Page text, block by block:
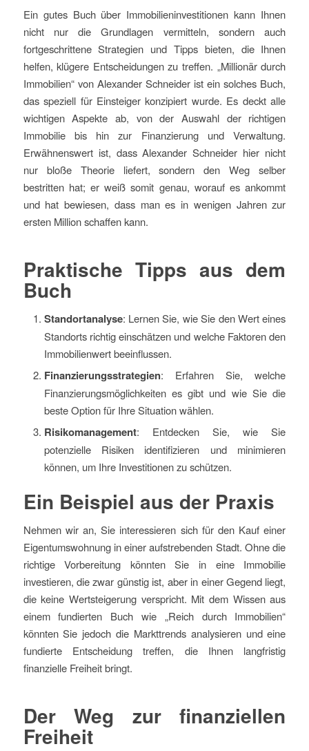
Ein gutes Buch über Immobilieninvestitionen kann Ihnen
nicht nur die Grundlagen vermitteln, sondern auch
fortgeschrittene Strategien und Tipps bieten, die Ihnen
helfen, klügere Entscheidungen zu treffen. „Millionär durch
Immobilien“ von Alexander Schneider ist ein solches Buch,
das speziell für Einsteiger konzipiert wurde. Es deckt alle
wichtigen Aspekte ab, von der Auswahl der richtigen
Immobilie bis hin zur Finanzierung und Verwaltung.
Erwähnenswert ist, dass Alexander Schneider hier nicht
nur bloße Theorie liefert, sondern den Weg selber
bestritten hat; er weiß somit genau, worauf es ankommt
und hat bewiesen, dass man es in wenigen Jahren zur
ersten Million schaffen kann.
Praktische Tipps aus dem
Buch
Standortanalyse: Lernen Sie, wie Sie den Wert eines
Standorts richtig einschätzen und welche Faktoren den
Immobilienwert beeinflussen.
Finanzierungsstrategien: Erfahren Sie, welche
Finanzierungsmöglichkeiten es gibt und wie Sie die
beste Option für Ihre Situation wählen.
Risikomanagement: Entdecken Sie, wie Sie
potenzielle Risiken identifizieren und minimieren
können, um Ihre Investitionen zu schützen.
Ein Beispiel aus der Praxis
Nehmen wir an, Sie interessieren sich für den Kauf einer
Eigentumswohnung in einer aufstrebenden Stadt. Ohne die
richtige Vorbereitung könnten Sie in eine Immobilie
investieren, die zwar günstig ist, aber in einer Gegend liegt,
die keine Wertsteigerung verspricht. Mit dem Wissen aus
einem fundierten Buch wie „Reich durch Immobilien“
könnten Sie jedoch die Markttrends analysieren und eine
fundierte Entscheidung treffen, die Ihnen langfristig
finanzielle Freiheit bringt.
Der Weg zur finanziellen
Freiheit